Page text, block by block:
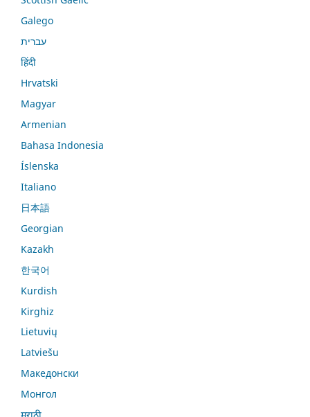
Galego
עברית
हिंदी
Hrvatski
Magyar
Armenian
Bahasa Indonesia
Íslenska
Italiano
日本語
Georgian
Kazakh
한국어
Kurdish
Kirghiz
Lietuvių
Latviešu
Македонски
Монгол